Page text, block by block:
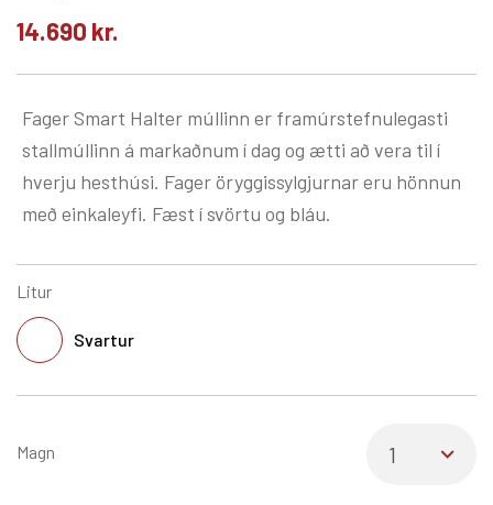
14.690 kr.
Fager Smart Halter múllinn er framúrstefnulegasti
stallmúllinn á markaðnum í dag og ætti að vera til í
hverju hesthúsi. Fager öryggissylgjurnar eru hönnun
með einkaleyfi. Fæst í svörtu og bláu.
Litur
Svartur
Magn